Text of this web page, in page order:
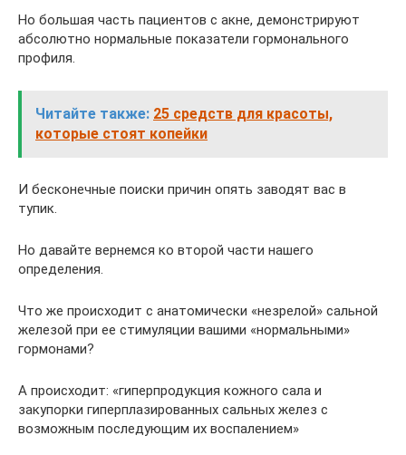
Но большая часть пациентов с акне, демонстрируют
абсолютно нормальные показатели гормонального
профиля.
Читайте также: 25 средств для красоты,
которые стоят копейки
И бесконечные поиски причин опять заводят вас в
тупик.
Но давайте вернемся ко второй части нашего
определения.
Что же происходит с анатомически «незрелой» сальной
железой при ее стимуляции вашими «нормальными»
гормонами?
А происходит: «гиперпродукция кожного сала и
закупорки гиперплазированных сальных желез с
возможным последующим их воспалением»